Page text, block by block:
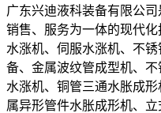
广东兴迪液科装备有限公司
销售、服务为一体的现代
水涨机、伺服水涨机、不
备、金属波纹管成型机、
水涨机、铜管三通水胀成
属异形管件水胀成形机、